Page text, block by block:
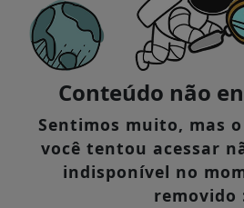
Conteúdo não
Sentimos muito, mas
você tentou acessar
indisponível no
removido